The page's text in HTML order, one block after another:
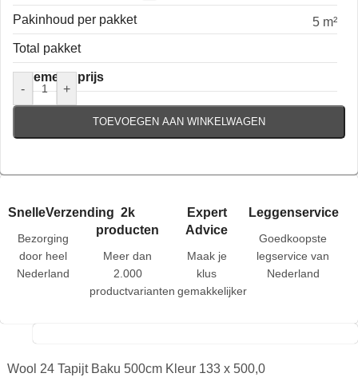
Pakinhoud per pakket
5 m²
Total pakket
Algemene prijs
-
+
TOEVOEGEN AAN WINKELWAGEN
SnelleVerzending
Bezorging
door heel
Nederland
2k
producten
Meer dan
2.000
productvarianten
Expert
Advice
Maak je
klus
gemakkelijker
Leggenservice
Goedkoopste
legservice van
Nederland
Wool 24 Tapijt Baku 500cm Kleur 133 x 500,0